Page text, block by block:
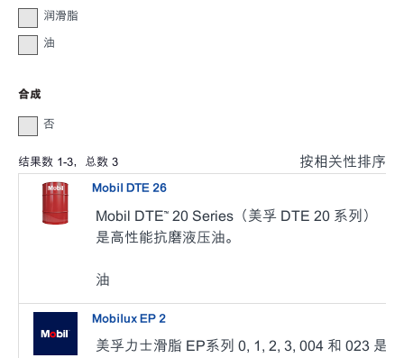
润滑脂
油
合成
否
结果数 1-3，总数 3 按相关性排序
Mobil DTE 26
Mobil DTE™ 20 Series（美孚 DTE 20 系列）
是高性能抗磨液压油。
油
Mobilux EP 2
美孚力士滑脂 EP系列 0, 1, 2, 3, 004 和 023 是